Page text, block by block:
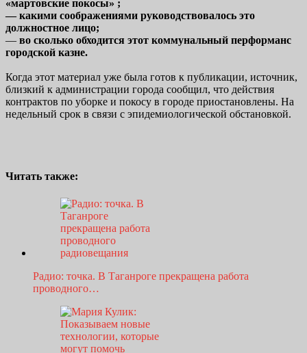
«мартовские покосы» ;
— какими соображениями руководствовалось это
должностное лицо;
— во сколько обходится этот коммунальный перформанс
городской казне.
Когда этот материал уже была готов к публикации, источник,
близкий к администрации города сообщил, что действия
контрактов по уборке и покосу в городе приостановлены. На
недельный срок в связи с эпидемиологической обстановкой.
Читать также:
Радио: точка. В Таганроге прекращена работа
проводного…